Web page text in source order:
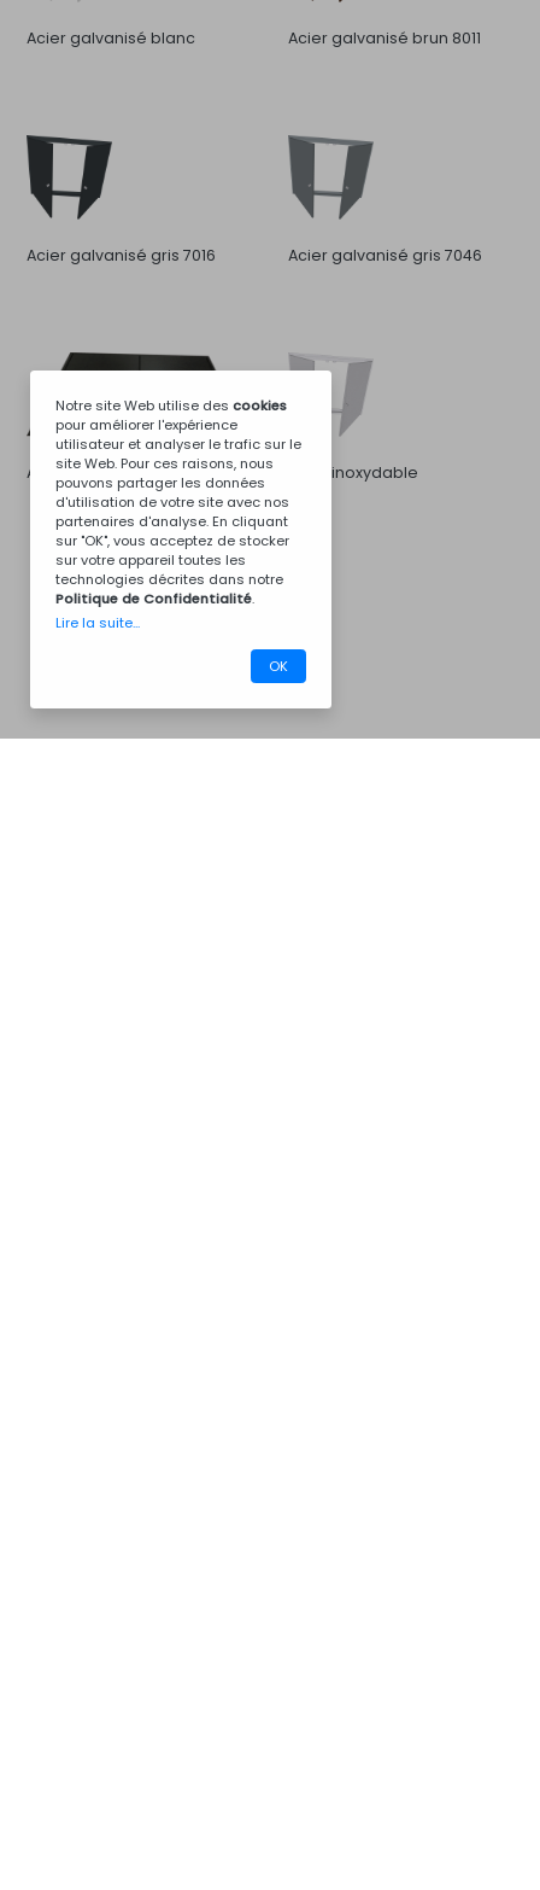
Acier galvanisé blanc Acier galvanisé brun 8011
Acier galvanisé gris 7016 Acier galvanisé gris 7046
Acier galvanisé noir Acier inoxydable
Notre site Web utilise des cookies
pour améliorer l'expérience
utilisateur et analyser le trafic sur le
site Web. Pour ces raisons, nous
pouvons partager les données
d'utilisation de votre site avec nos
partenaires d'analyse. En cliquant
sur "OK", vous acceptez de stocker
sur votre appareil toutes les
technologies décrites dans notre
Politique de Confidentialité.
Lire la suite...
OK